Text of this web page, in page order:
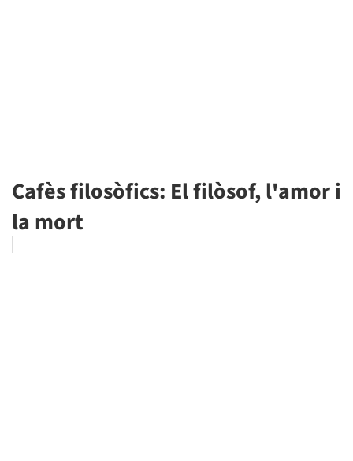
Cafès filosòfics: El filòsof, l'amor i
la mort